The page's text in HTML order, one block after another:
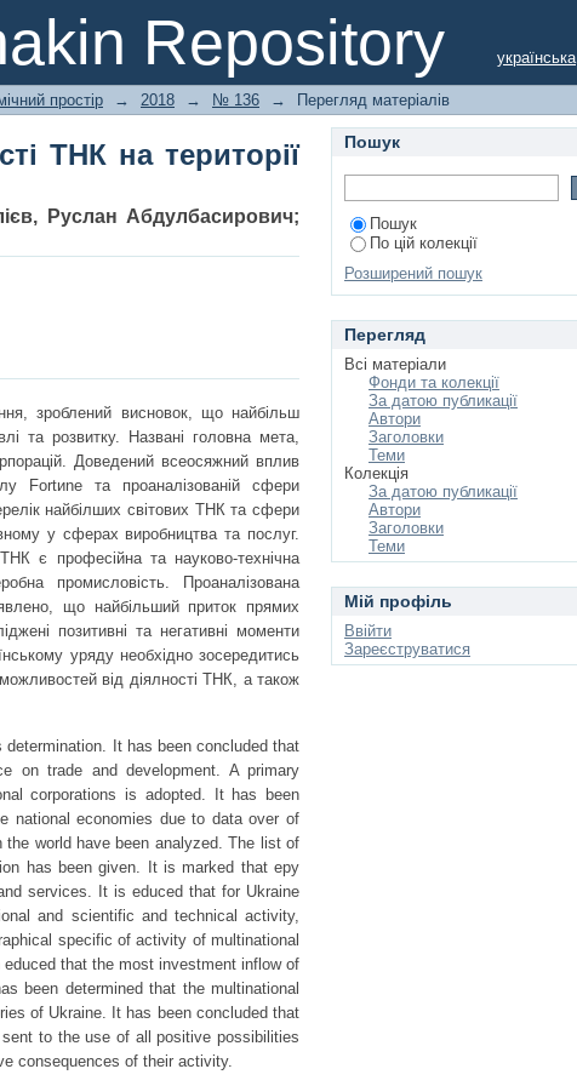
Repository
ТНК на території України
українська
простір → 2018 → № 136 → Перегляд матеріалів
ТНК на території
Руслан Абдулбасирович;
зроблений висновок, що найбільш
та розвитку. Названі головна мета,
Доведений всеосяжний вплив
Fоrtиnе та проаналізованій сфери
найбілших світових ТНК та сфери
у сферах виробництва та послуг.
є професійна та науково-технічна
промисловість. Проаналізована
що найбільший приток прямих
позитивні та негативні моменти
уряду необхідно зосередитись
від діялності ТНК, а також
It has been concluded that
on trade and development. A primary
corporations is adopted. It has been
national economies due to data over of
world have been analyzed. The list of
has been given. It is marked that еру
services. It is educed that for Ukraine
and scientific and technical activity,
specific of activity of multinational
that the most investment inflow of
been determined that the multinational
of Ukraine. It has been concluded that
to the use of all positive possibilities
consequences of their activity.
Пошук
Пошук
По цій колекції
Розширений пошук
Перегляд
Всі матеріали
Фонди та колекції
За датою публикації
Автори
Заголовки
Теми
Колекція
За датою публикації
Автори
Заголовки
Теми
Мій профіль
Ввійти
Зареєструватися